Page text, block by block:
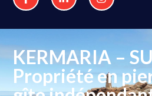
KERMARIA –
Propriété en